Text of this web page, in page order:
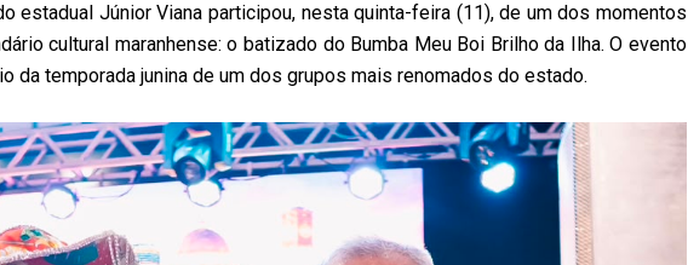
estadual Júnior Viana participou, nesta quinta-feira (11), de um dos momentos
cultural maranhense: o batizado do Bumba Meu Boi Brilho da Ilha. O evento
da temporada junina de um dos grupos mais renomados do estado.